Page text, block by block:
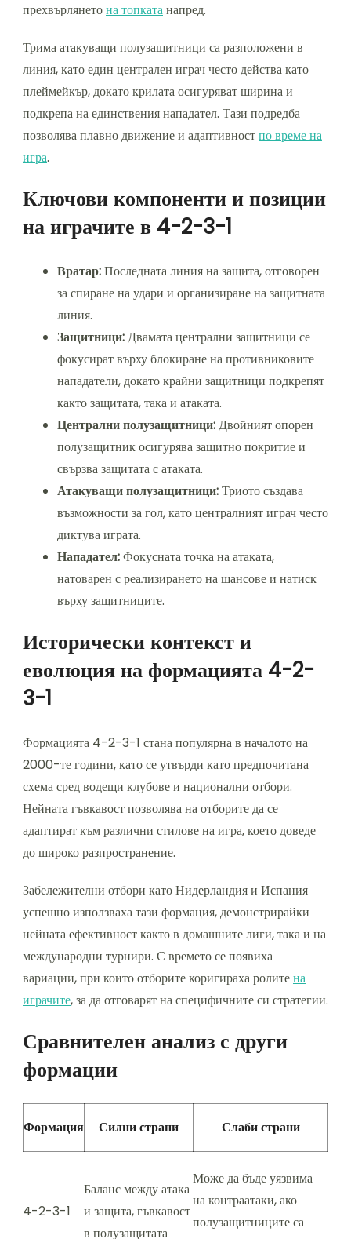
прехвърлянетона топкатанапред.
Трима атакуващи полузащитници са разположени в
линия, като един централен играч често действа като
плеймейкър, докато крилата осигуряват ширина и
подкрепа на единствения нападател. Тази подредба
позволява плавно движение и адаптивностпо време на
игра.
Ключови компоненти и позиции
на играчите в 4-2-3-1
Вратар:Последната линия на защита, отговорен
за спиране на удари и организиране на защитната
линия.
Защитници:Двамата централни защитници се
фокусират върху блокиране на противниковите
нападатели, докато крайни защитници подкрепят
както защитата, така и атаката.
Централни полузащитници:Двойният опорен
полузащитник осигурява защитно покритие и
свързва защитата с атаката.
Атакуващи полузащитници:Триото създава
възможности за гол, като централният играч често
диктува играта.
Нападател:Фокусната точка на атаката,
натоварен с реализирането на шансове и натиск
върху защитниците.
Исторически контекст и
еволюция на формацията 4-2-
3-1
Формацията 4-2-3-1 стана популярна в началото на
2000-те години, като се утвърди като предпочитана
схема сред водещи клубове и национални отбори.
Нейната гъвкавост позволява на отборите да се
адаптират към различни стилове на игра, което доведе
до широко разпространение.
Забележителни отбори като Нидерландия и Испания
успешно използваха тази формация, демонстрирайки
нейната ефективност както в домашните лиги, така и на
международни турнири. С времето се появиха
вариации, при които отборите коригираха ролитена
играчите, за да отговарят на специфичните си стратегии.
Сравнителен анализ с други
формации
Формация Силни страни Слаби страни
4-2-3-1
Баланс между атака
и защита, гъвкавост
в полузащитата
Може да бъде уязвима
на контраатаки, ако
полузащитниците са